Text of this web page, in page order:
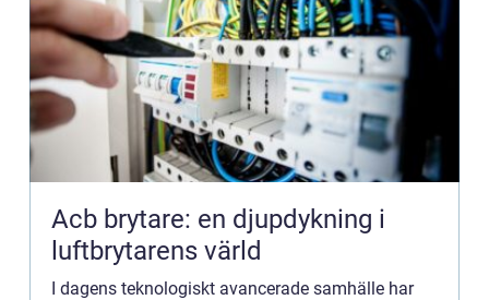
Acb brytare: en djupdykning i
luftbrytarens värld
I dagens teknologiskt avancerade samhälle har